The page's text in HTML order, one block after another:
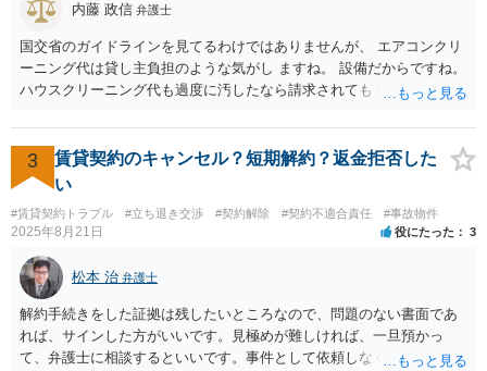
内藤 政信 弁護士
国交省のガイドラインを見てるわけではありませんが、 エアコンクリ
ーニング代は貸し主負担のような気がし ますね。 設備だからですね。
ハウスクリーニング代も過度に汚したなら請求されても 仕方ないでし
の借主のための清掃だと思いますね。 ほっといて争ってみたらいいで
しょう。
3
賃貸契約のキャンセル？短期解約？返金拒否した
い
#賃貸契約トラブル #立ち退き交渉 #契約解除 #契約不適合責任 #事故物件
2025年8月21日 役にたった 3
松本 治 弁護士
解約手続きをした証拠は残したいところなので、問題のない書面であ
れば、サインした方がいいです。見極めが難しければ、一旦預かっ
て、弁護士に相談するといいです。事件として依頼しなくても、それ